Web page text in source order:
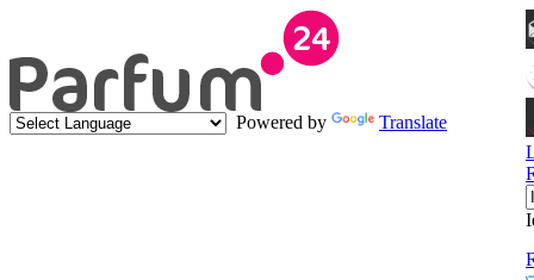
Powered by
Translate